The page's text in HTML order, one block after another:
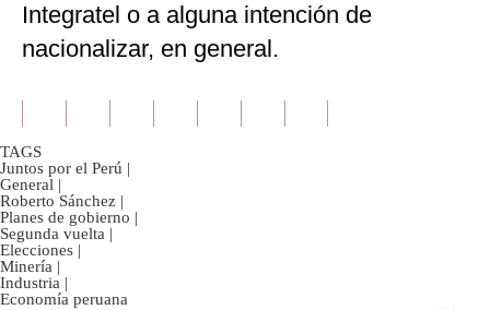
Integratel o a alguna intención de
nacionalizar, en general.
TAGS
Juntos por el Perú |
General |
Roberto Sánchez |
Planes de gobierno |
Segunda vuelta |
Elecciones |
Minería |
Industria |
Economía peruana